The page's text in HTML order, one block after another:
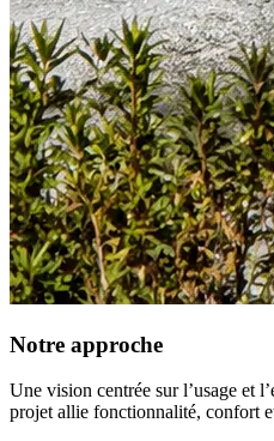
Notre approche
Une vision centrée sur l’usage et
projet allie fonctionnalité, confort